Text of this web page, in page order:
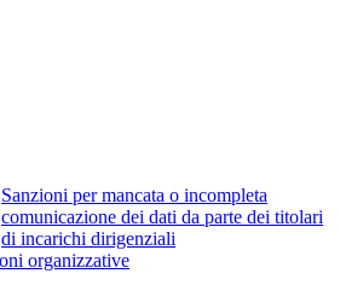
Sanzioni per mancata o incompleta
comunicazione dei dati da parte dei titolari
di incarichi dirigenziali
organizzative